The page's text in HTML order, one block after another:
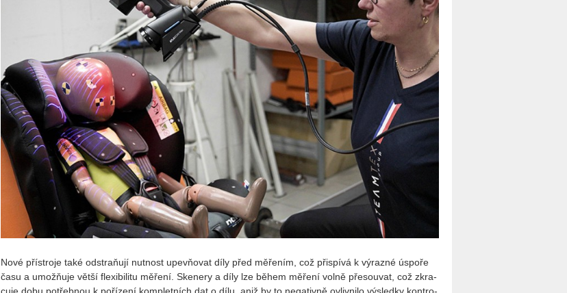
Nové pří­stro­je také od­st­raňují nut­nost upev­ňo­vat díly před mě­ře­ním, což při­spí­vá k vý­raz­né úspo­ře
času a umo­ž­ňuje větší fle­xi­bi­li­tu mě­ře­ní. Ske­ne­ry a díly lze během mě­ře­ní volně pře­sou­vat, což zkra­